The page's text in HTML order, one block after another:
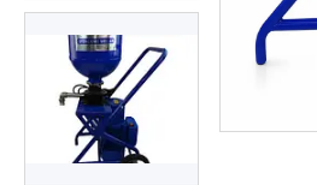
Компресори та комплектуючі
Фарбування авто
Споттери
Обладнання для СТО
Фени для зварювання ПВХ